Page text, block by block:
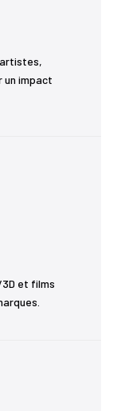
un impact
et films